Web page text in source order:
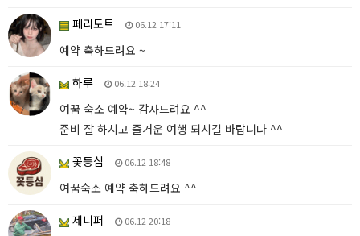
페리도트
06.12 17:11
예약 축하드려요 ~
하루
06.12 18:24
여꿈 숙소 예약~ 감사드려요 ^^
준비 잘 하시고 즐거운 여행 되시길 바랍니다 ^^
꽃등심
06.12 18:48
여꿈숙소 예약 축하드려요 ^^
제니퍼
06.12 20:18